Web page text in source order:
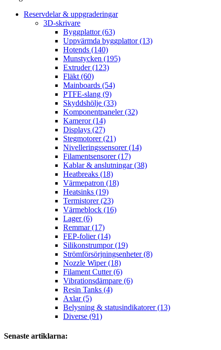
Reservdelar & uppgraderingar
3D-skrivare
Byggplattor (63)
Uppvärmda byggplattor (13)
Hotends (140)
Munstycken (195)
Extruder (123)
Fläkt (60)
Mainboards (54)
PTFE-slang (9)
Skyddshölje (33)
Komponentpaneler (32)
Kameror (14)
Displays (27)
Stegmotorer (21)
Nivelleringssensorer (14)
Filamentsensorer (17)
Kablar & anslutningar (38)
Heatbreaks (18)
Värmepatron (18)
Heatsinks (19)
Termistorer (23)
Värmeblock (16)
Lager (6)
Remmar (17)
FEP-folier (14)
Silikonstrumpor (19)
Strömförsörjningsenheter (8)
Nozzle Wiper (18)
Filament Cutter (6)
Vibrationsdämpare (6)
Resin Tanks (4)
Axlar (5)
Belysning & statusindikatorer (13)
Diverse (91)
Senaste artiklarna: